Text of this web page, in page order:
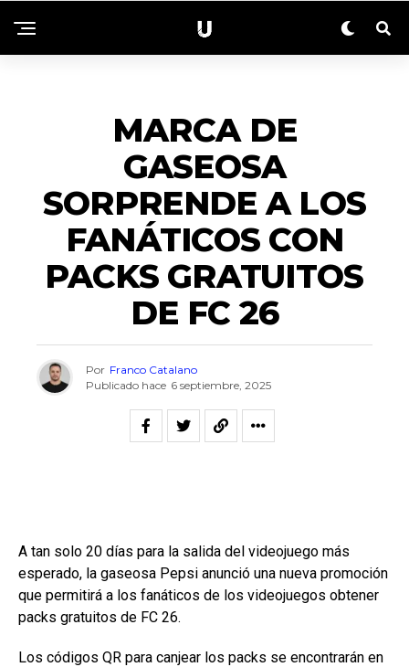
MARCA DE
GASEOSA
SORPRENDE A LOS
FANÁTICOS CON
PACKS GRATUITOS
DE FC 26
Por Franco Catalano
Publicado hace 6 septiembre, 2025
A tan solo 20 días para la salida del videojuego más
esperado, la gaseosa Pepsi anunció una nueva promoción
que permitirá a los fanáticos de los videojuegos obtener
packs gratuitos de FC 26.
Los códigos QR para canjear los packs se encontrarán en